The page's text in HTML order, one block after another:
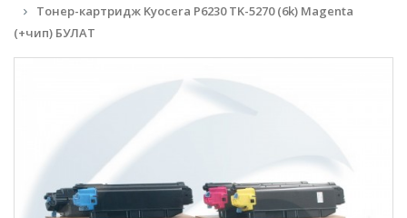
Тонер-картридж Kyocera P6230 TK-5270 (6k) Magenta
(+чип) БУЛАТ